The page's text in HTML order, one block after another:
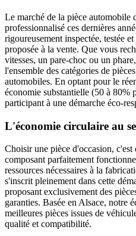
Le marché de la pièce automobile
professionnalisé ces dernières
rigoureusement inspectée, testée
proposée à la vente. Que vous
vitesses, un pare-choc ou un
l'ensemble des catégories de
automobiles. En optant pour le
économie substantielle (50 à 80%
participant à une démarche éco-
L'économie circulaire au
Choisir une pièce d'occasion, c'est
composant parfaitement
ressources nécessaires à la
s'inscrit pleinement dans cette
proposant exclusivement des
garanties. Basée en Alsace, notre
meilleures pièces issues de
qualité et compatibilité.